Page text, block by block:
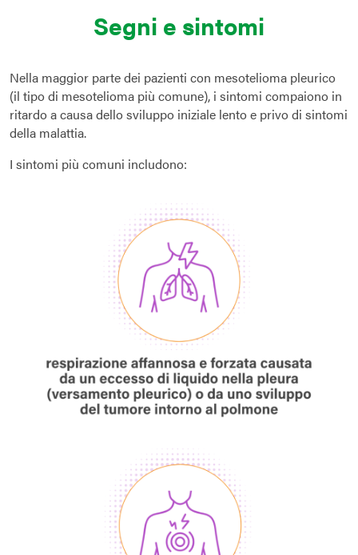
Segni e sintomi
Nella maggior parte dei pazienti con mesotelioma pleurico
(il tipo di mesotelioma più comune), i sintomi compaiono in
ritardo a causa dello sviluppo iniziale lento e privo di sintomi
della malattia.
I sintomi più comuni includono: